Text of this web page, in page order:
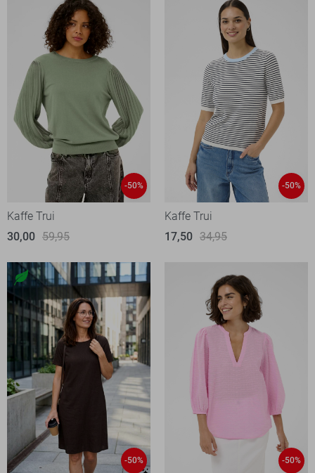
-50%
Kaffe Trui
30,00 59,95
-50%
Kaffe Trui
17,50 34,95
-50% -50%